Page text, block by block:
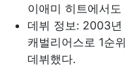
이애미 히트에서도
데뷔 정보: 2003년
캐벌리어스로 1순
데뷔했다.